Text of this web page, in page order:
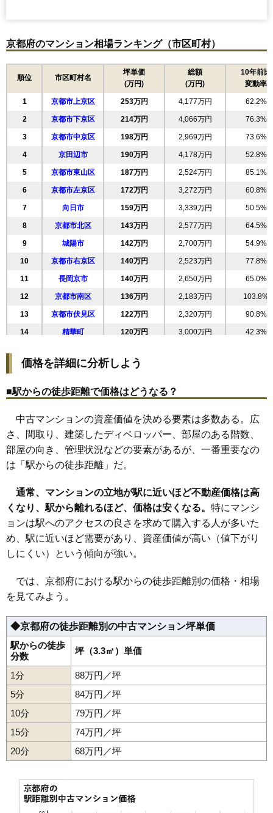
グリーンフォート長岡京ウエストアクシス
住所 京都府長岡京市一文橋1丁目
長岡天神駅（10分）、長岡京駅（11分）
相場 4,490万円～4,790万円
(53.5万円/㎡~57.0万円/㎡)
無料一括査定をする
グリーンフォート長岡京センターアクシス
住所 京都府長岡京市一文橋1丁目
交通 長岡京駅（11分）
4,490万円～4,790万円
(53.5万円/㎡~57.0万円/㎡)
マンションナビで
無料一括査定をする
交通 長岡京駅（11分）
相場 4,490万円～4,790万円
(53.5万円/㎡~57.0万円/㎡)
マンションナビで
無料一括査定をする
ユニ宇治川マンション
交通 木幡駅（5分）
相場 1,450万円～1,650万円
(19.6万円/㎡~22.3万円/㎡)
無料一括査定をする
グランマークシティ東向日駅前
住所 京都府向日市寺戸町小佃
交通 東向日駅（4分）、洛西口駅（20分）
相場 5,450万円～5,850万円
(66.5万円/㎡~71.3万円/㎡)
マンションナビで
無料一括査定をする
イトーピア向日マンション
住所 京都府向日市上植野町堂ノ前
交通 西向日駅（12分）
1,540万円～1,740万円
京都府のマンション相場ランキング（市区町村）
順位 市区町村名
坪単価
(万円)
総額
(万円)
10年前比
変動率
1 京都市上京区 253万円 4,177万円 62.2%
2 京都市下京区 214万円 4,066万円 76.3%
3 京都市中京区 198万円 2,969万円 73.6%
4 京田辺市 190万円 4,178万円 52.8%
5 京都市東山区 187万円 2,524万円 85.1%
6 京都市左京区 172万円 3,272万円 60.8%
7 向日市 159万円 3,339万円 50.5%
8 京都市北区 143万円 2,577万円 64.5%
9 城陽市 142万円 2,700万円 54.9%
10 京都市右京区 140万円 2,523万円 77.8%
11 長岡京市 140万円 2,650万円 65.0%
12 京都市南区 136万円 2,183万円 103.8%
13 京都市伏見区 122万円 2,320万円 90.8%
14 精華町 120万円 3,000万円 42.3%
16 宇治市 118万円
17 京都市山科区 116万円
19 京都市西京区 111万円 2,335万円 63.4%
20 木津川市 105万円 2,313万円 48.1%
21 井手町 102万円 2,048万円 90.0%
23 八幡市 44万円 834万円 35.9%
価格を詳細に分析しよう
■駅からの徒歩距離で価格はどうなる？
中古マンションの資産価値を決める要素は多数ある。広
さ、間取り、建築したディベロッパー、部屋のある階数、
部屋の向き、管理状況などの要素があるが、一番重要なの
は「駅からの徒歩距離」だ。
通常、マンションの立地が駅に近いほど不動産価格は高
くなり、駅から離れるほど、価格は安くなる。 特にマンシ
ョンは駅へのアクセスの良さを求めて購入する人が多いた
め、駅に近いほど需要があり、資産価値が高い（値下がり
しにくい）という傾向が強い。
では、京都府における駅からの徒歩距離別の価格・相場
を見てみよう。
◆京都府の徒歩距離別の中古マンション坪単価
駅からの徒歩
分数
坪（3.3㎡）単価
1分
88万円／坪
5分
84万円／坪
10分
79万円／坪
15分
74万円／坪
20分
68万円／坪